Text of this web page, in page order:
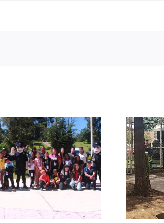
Resguardan Policía
Estatal Preventiva
y corporaciones
municipales
encuentros
deportivos en
Guadalupe y Jerez